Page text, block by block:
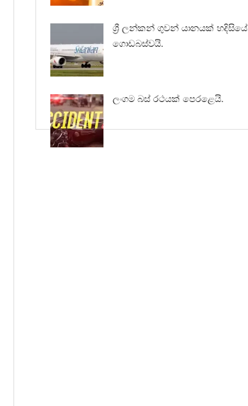
ශ්‍රී ලන්කන් ගුවන් යානයක් හදිසියේ
ගොඩබස්වයි.
ලංගම බස් රථයක් පෙරළෙයි.